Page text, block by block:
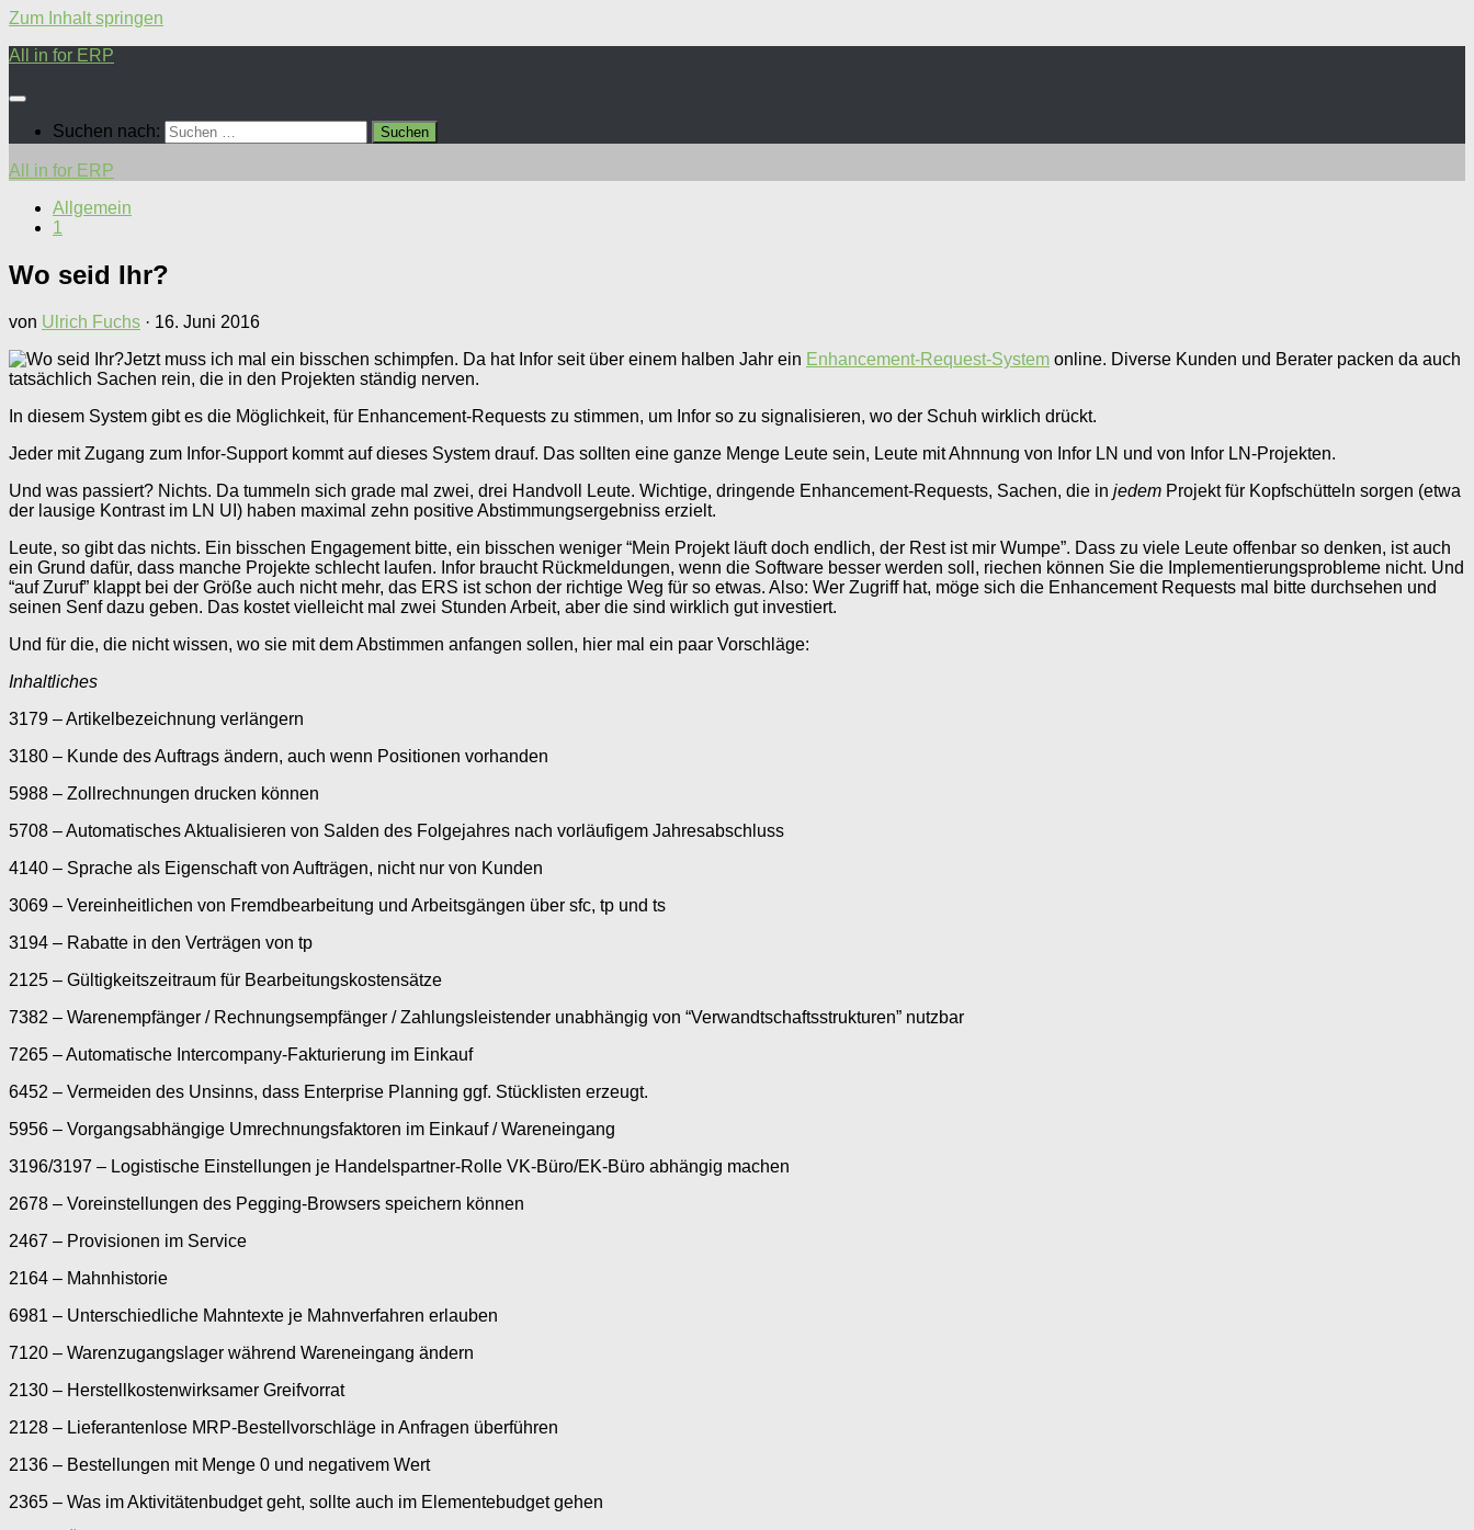
Zum Inhalt springen
All in for ERP
Suchen nach:
All in for ERP
Allgemein
1
Wo seid Ihr?
von Ulrich Fuchs · 16. Juni 2016
Jetzt muss ich mal ein bisschen schimpfen. Da hat Infor seit über einem halben Jahr ein Enhancement-Request-System online. Diverse Kunden und Berater packen da auch
tatsächlich Sachen rein, die in den Projekten ständig nerven.
In diesem System gibt es die Möglichkeit, für Enhancement-Requests zu stimmen, um Infor so zu signalisieren, wo der Schuh wirklich drückt.
Jeder mit Zugang zum Infor-Support kommt auf dieses System drauf. Das sollten eine ganze Menge Leute sein, Leute mit Ahnnung von Infor LN und von Infor LN-Projekten.
Und was passiert? Nichts. Da tummeln sich grade mal zwei, drei Handvoll Leute. Wichtige, dringende Enhancement-Requests, Sachen, die in jedem Projekt für Kopfschütteln sorgen (etwa
der lausige Kontrast im LN UI) haben maximal zehn positive Abstimmungsergebniss erzielt.
Leute, so gibt das nichts. Ein bisschen Engagement bitte, ein bisschen weniger “Mein Projekt läuft doch endlich, der Rest ist mir Wumpe”. Dass zu viele Leute offenbar so denken, ist auch
ein Grund dafür, dass manche Projekte schlecht laufen. Infor braucht Rückmeldungen, wenn die Software besser werden soll, riechen können Sie die Implementierungsprobleme nicht. Und
“auf Zuruf” klappt bei der Größe auch nicht mehr, das ERS ist schon der richtige Weg für so etwas. Also: Wer Zugriff hat, möge sich die Enhancement Requests mal bitte durchsehen und
seinen Senf dazu geben. Das kostet vielleicht mal zwei Stunden Arbeit, aber die sind wirklich gut investiert.
Und für die, die nicht wissen, wo sie mit dem Abstimmen anfangen sollen, hier mal ein paar Vorschläge:
Inhaltliches
3179 – Artikelbezeichnung verlängern
3180 – Kunde des Auftrags ändern, auch wenn Positionen vorhanden
5988 – Zollrechnungen drucken können
5708 – Automatisches Aktualisieren von Salden des Folgejahres nach vorläufigem Jahresabschluss
4140 – Sprache als Eigenschaft von Aufträgen, nicht nur von Kunden
3069 – Vereinheitlichen von Fremdbearbeitung und Arbeitsgängen über sfc, tp und ts
3194 – Rabatte in den Verträgen von tp
2125 – Gültigkeitszeitraum für Bearbeitungskostensätze
7382 – Warenempfänger / Rechnungsempfänger / Zahlungsleistender unabhängig von “Verwandtschaftsstrukturen” nutzbar
7265 – Automatische Intercompany-Fakturierung im Einkauf
6452 – Vermeiden des Unsinns, dass Enterprise Planning ggf. Stücklisten erzeugt.
5956 – Vorgangsabhängige Umrechnungsfaktoren im Einkauf / Wareneingang
3196/3197 – Logistische Einstellungen je Handelspartner-Rolle VK-Büro/EK-Büro abhängig machen
2678 – Voreinstellungen des Pegging-Browsers speichern können
2467 – Provisionen im Service
2164 – Mahnhistorie
6981 – Unterschiedliche Mahntexte je Mahnverfahren erlauben
7120 – Warenzugangslager während Wareneingang ändern
2130 – Herstellkostenwirksamer Greifvorrat
2128 – Lieferantenlose MRP-Bestellvorschläge in Anfragen überführen
2136 – Bestellungen mit Menge 0 und negativem Wert
2365 – Was im Aktivitätenbudget geht, sollte auch im Elementebudget gehen